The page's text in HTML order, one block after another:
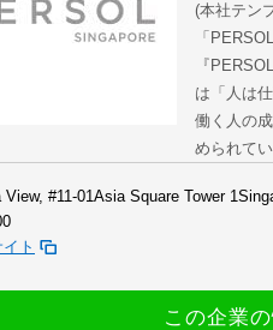
(本社テン
「
『
は「人は
働く人の
められてい
#11-01Asia Square Tower
ト
この企業